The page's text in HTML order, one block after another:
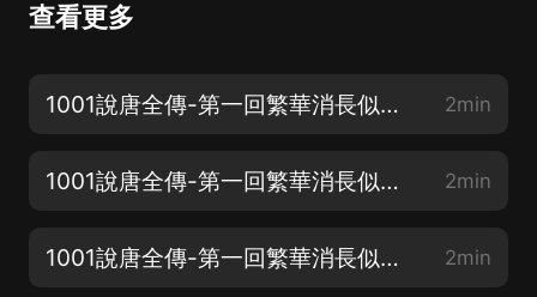
查看更多
1001說唐全傳-第一回繁華消長似浮雲不朽還須建大勳-01 2min
1001說唐全傳-第一回繁華消長似浮雲不朽還須建大勳-02 2min
1001說唐全傳-第一回繁華消長似浮雲不朽還須建大勳-03 2min